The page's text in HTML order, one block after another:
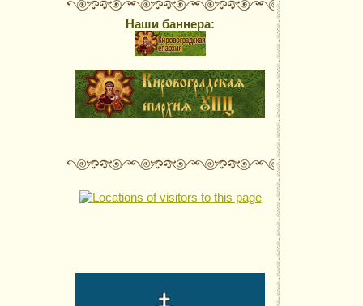
Наши баннера: